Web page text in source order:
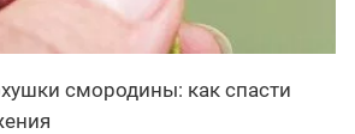
смородины: как спасти